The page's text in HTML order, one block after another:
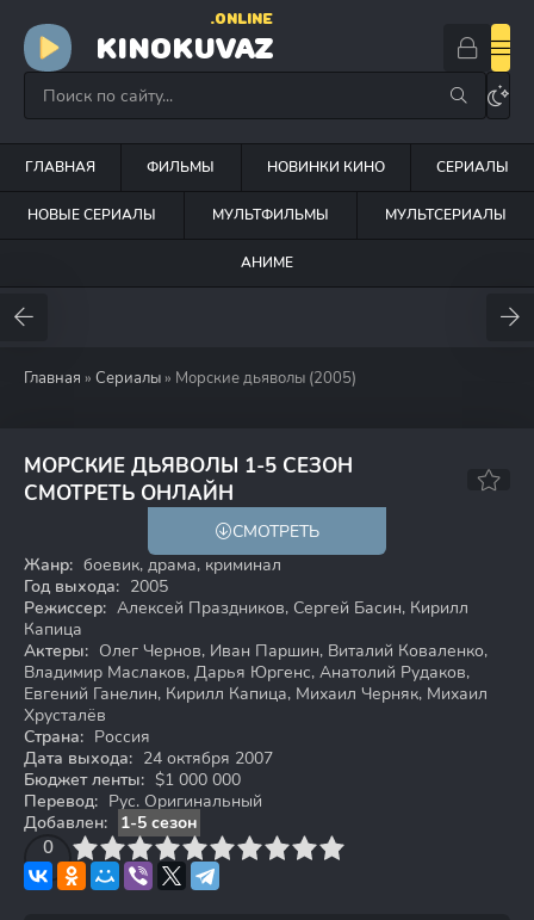
KINOKUVAZ
.ONLINE
ГЛАВНАЯ ФИЛЬМЫ НОВИНКИ КИНО СЕРИАЛЫ
НОВЫЕ СЕРИАЛЫ МУЛЬТФИЛЬМЫ МУЛЬТСЕРИАЛЫ
АНИМЕ
Главная » Сериалы » Морские дьяволы (2005)
МОРСКИЕ ДЬЯВОЛЫ 1-5 СЕЗОН
СМОТРЕТЬ ОНЛАЙН
4.7
СМОТРЕТЬ
Жанр: боевик, драма, криминал
Год выхода: 2005
Режиссер: Алексей Праздников, Сергей Басин, Кирилл
Капица
Актеры: Олег Чернов, Иван Паршин, Виталий Коваленко,
Владимир Маслаков, Дарья Юргенс, Анатолий Рудаков,
Евгений Ганелин, Кирилл Капица, Михаил Черняк, Михаил
Хрусталёв
Страна: Россия
Дата выхода: 24 октября 2007
Бюджет ленты: $1 000 000
Перевод: Рус. Оригинальный
Добавлен:
1-5 сезон
0
4 6 7 8 9 10